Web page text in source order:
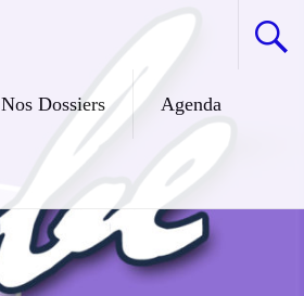
Nos Dossiers Agenda